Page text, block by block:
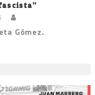
Gómez.